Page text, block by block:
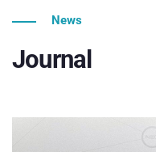
News
Journal